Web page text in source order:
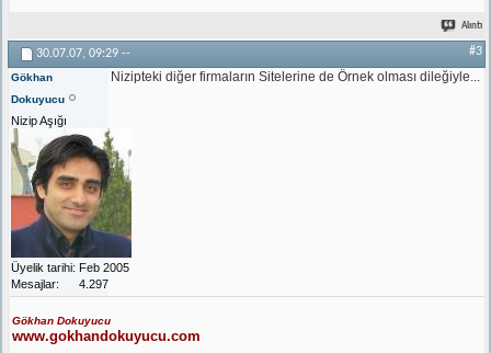
Alıntı
30.07.07, 09:29 -- #3
Gökhan
Dokuyucu
Nizip Aşığı
Üyelik tarihi Feb 2005
Mesajlar
4.297
Nizipteki diğer firmaların Sitelerine de Örnek olması dileğiyle...
Gökhan Dokuyucu
www.gokhandokuyucu.com